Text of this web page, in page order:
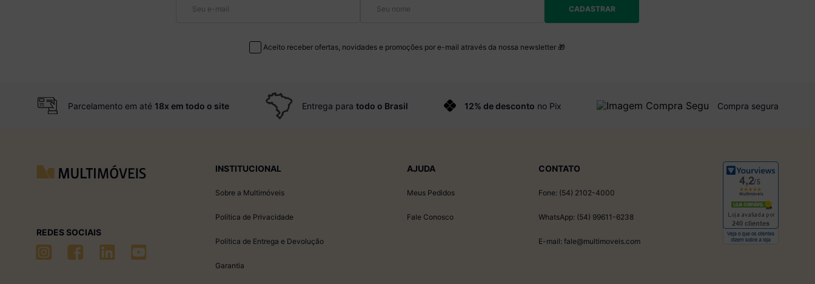
CADASTRAR
Aceito receber ofertas, novidades e promoções por e-mail através da nossa newsletter 🎁
Parcelamento em até 18x em todo o site Entrega paratodo o Brasil 12% de desconto no Pix Compra segura
REDES SOCIAIS
INSTITUCIONAL
Sobre a Multimóveis
Política de Privacidade
Política de Entrega e Devolução
Garantia
AJUDA
Meus Pedidos
Fale Conosco
CONTATO
Fone: (54) 2102-4000
WhatsApp: (54) 99611-6238
E-mail: fale@multimoveis.com